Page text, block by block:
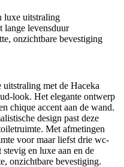
luxe uitstraling
lange levensduur
onzichtbare bevestiging
met de Haceka
look. Het elegante ontwerp
chique accent aan de wand.
design past deze
Met afmetingen
voor maar liefst drie wc-
en luxe aan en de
onzichtbare bevestiging.